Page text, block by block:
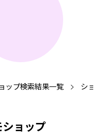
ップ検索結果一覧 ショ
ショップ